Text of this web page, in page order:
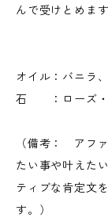
んで受けとめます
オイル：バニラ
石 ：ローズ・
（備考： アフ
たい事や叶えた
ティブな肯定文
す。）